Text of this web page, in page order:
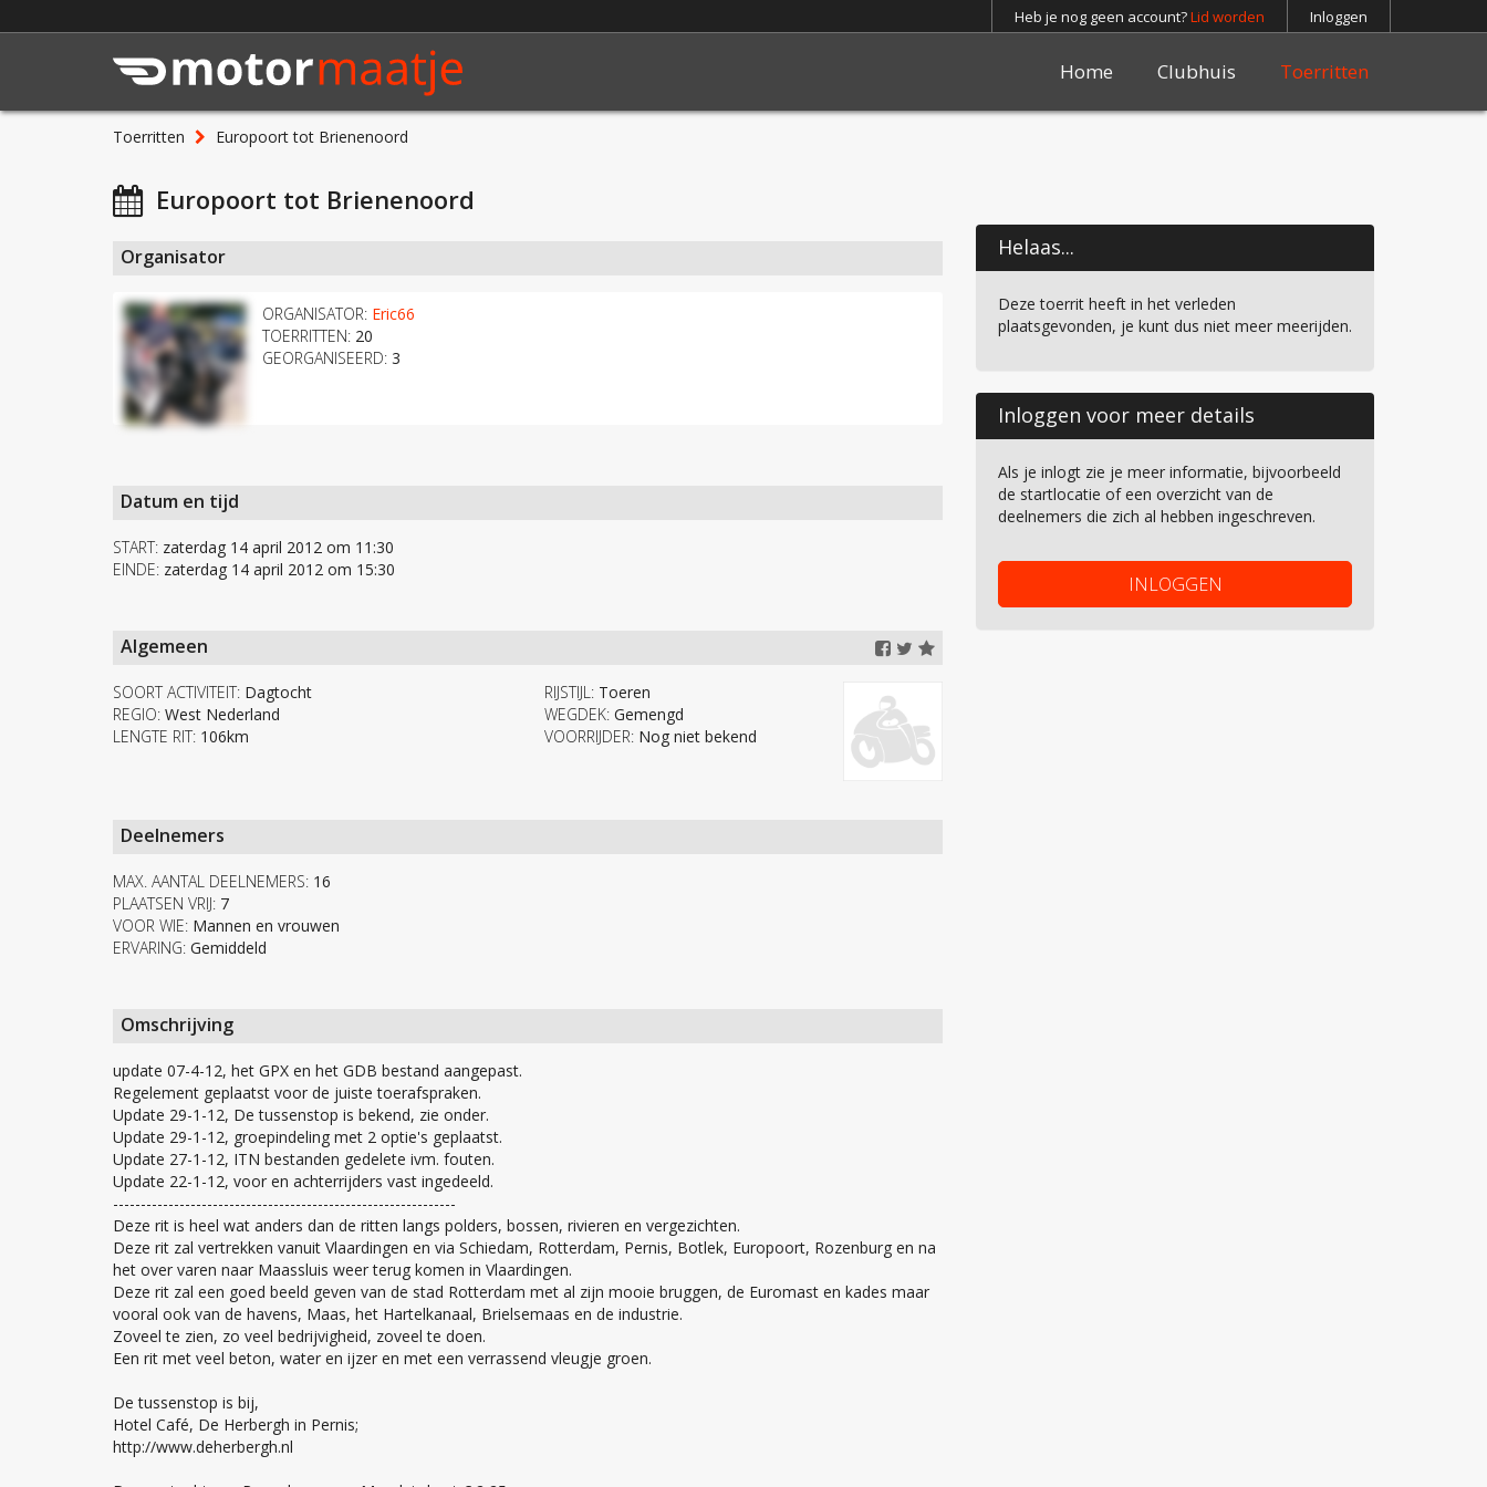
Heb je nog geen account?Lid worden Inloggen
Home Clubhuis Toerritten
Toerritten Europoort tot Brienenoord
Europoort tot Brienenoord
Helaas...
Deze toerrit heeft in het verleden
plaatsgevonden, je kunt dus niet meer meerijden.
Inloggen voor meer details
Als je inlogt zie je meer informatie, bijvoorbeeld
de startlocatie of een overzicht van de
deelnemers die zich al hebben ingeschreven.
INLOGGEN
Organisator
ORGANISATOR: Eric66
TOERRITTEN: 20
GEORGANISEERD: 3
Datum en tijd
START: zaterdag 14 april 2012 om 11:30
EINDE: zaterdag 14 april 2012 om 15:30
Algemeen
SOORT ACTIVITEIT: Dagtocht
REGIO: West Nederland
LENGTE RIT: 106km
RIJSTIJL: Toeren
WEGDEK: Gemengd
VOORRIJDER: Nog niet bekend
Deelnemers
MAX. AANTAL DEELNEMERS: 16
PLAATSEN VRIJ: 7
VOOR WIE: Mannen en vrouwen
ERVARING: Gemiddeld
Omschrijving
update 07-4-12, het GPX en het GDB bestand aangepast.
Regelement geplaatst voor de juiste toerafspraken.
Update 29-1-12, De tussenstop is bekend, zie onder.
Update 29-1-12, groepindeling met 2 optie's geplaatst.
Update 27-1-12, ITN bestanden gedelete ivm. fouten.
Update 22-1-12, voor en achterrijders vast ingedeeld.
--------------------------------------------------------------
Deze rit is heel wat anders dan de ritten langs polders, bossen, rivieren en vergezichten.
Deze rit zal vertrekken vanuit Vlaardingen en via Schiedam, Rotterdam, Pernis, Botlek, Europoort, Rozenburg en na
het over varen naar Maassluis weer terug komen in Vlaardingen.
Deze rit zal een goed beeld geven van de stad Rotterdam met al zijn mooie bruggen, de Euromast en kades maar
vooral ook van de havens, Maas, het Hartelkanaal, Brielsemaas en de industrie.
Zoveel te zien, zo veel bedrijvigheid, zoveel te doen.
Een rit met veel beton, water en ijzer en met een verrassend vleugje groen.
De tussenstop is bij,
Hotel Café, De Herbergh in Pernis;
http://www.deherbergh.nl